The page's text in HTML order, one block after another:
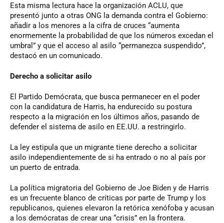
Esta misma lectura hace la organización ACLU, que
presentó junto a otras ONG la demanda contra el Gobierno:
añadir a los menores a la cifra de cruces “aumenta
enormemente la probabilidad de que los números excedan el
umbral” y que el acceso al asilo “permanezca suspendido”,
destacó en un comunicado.
Derecho a solicitar asilo
El Partido Demócrata, que busca permanecer en el poder
con la candidatura de Harris, ha endurecido su postura
respecto a la migración en los últimos años, pasando de
defender el sistema de asilo en EE.UU. a restringirlo.
La ley estipula que un migrante tiene derecho a solicitar
asilo independientemente de si ha entrado o no al país por
un puerto de entrada.
La política migratoria del Gobierno de Joe Biden y de Harris
es un frecuente blanco de críticas por parte de Trump y los
republicanos, quienes elevaron la retórica xenófoba y acusan
a los demócratas de crear una “crisis” en la frontera.